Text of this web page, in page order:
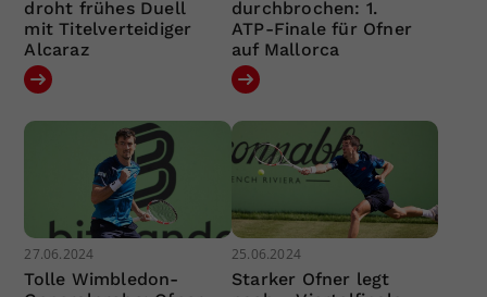
droht frühes Duell
mit Titelverteidiger
Alcaraz
durchbrochen: 1.
ATP-Finale für Ofner
auf Mallorca
27.06.2024
Tolle Wimbledon-
25.06.2024
Starker Ofner legt